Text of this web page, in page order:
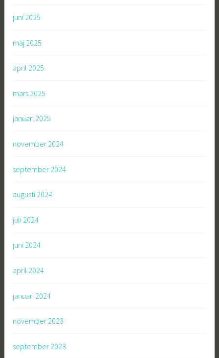
juni 2025
maj 2025
april 2025
mars 2025
januari 2025
november 2024
september 2024
augusti 2024
juli 2024
juni 2024
april 2024
januari 2024
november 2023
september 2023